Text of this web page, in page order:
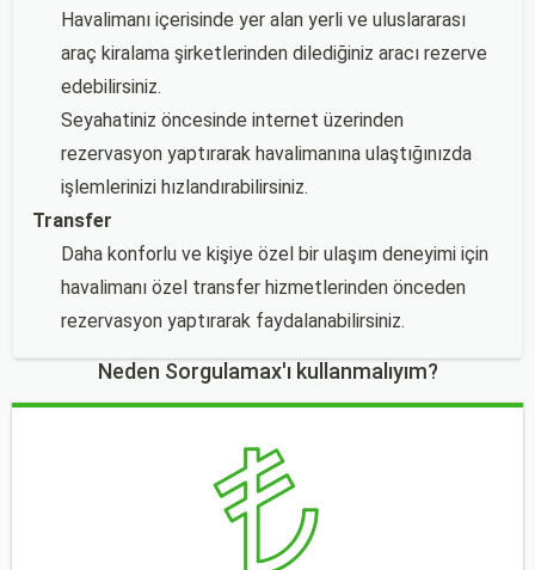
Havalimanı içerisinde yer alan yerli ve uluslararası
araç kiralama şirketlerinden dilediğiniz aracı rezerve
edebilirsiniz.
Seyahatiniz öncesinde internet üzerinden
rezervasyon yaptırarak havalimanına ulaştığınızda
işlemlerinizi hızlandırabilirsiniz.
Transfer
Daha konforlu ve kişiye özel bir ulaşım deneyimi için
havalimanı özel transfer hizmetlerinden önceden
rezervasyon yaptırarak faydalanabilirsiniz.
Neden Sorgulamax'ı kullanmalıyım?